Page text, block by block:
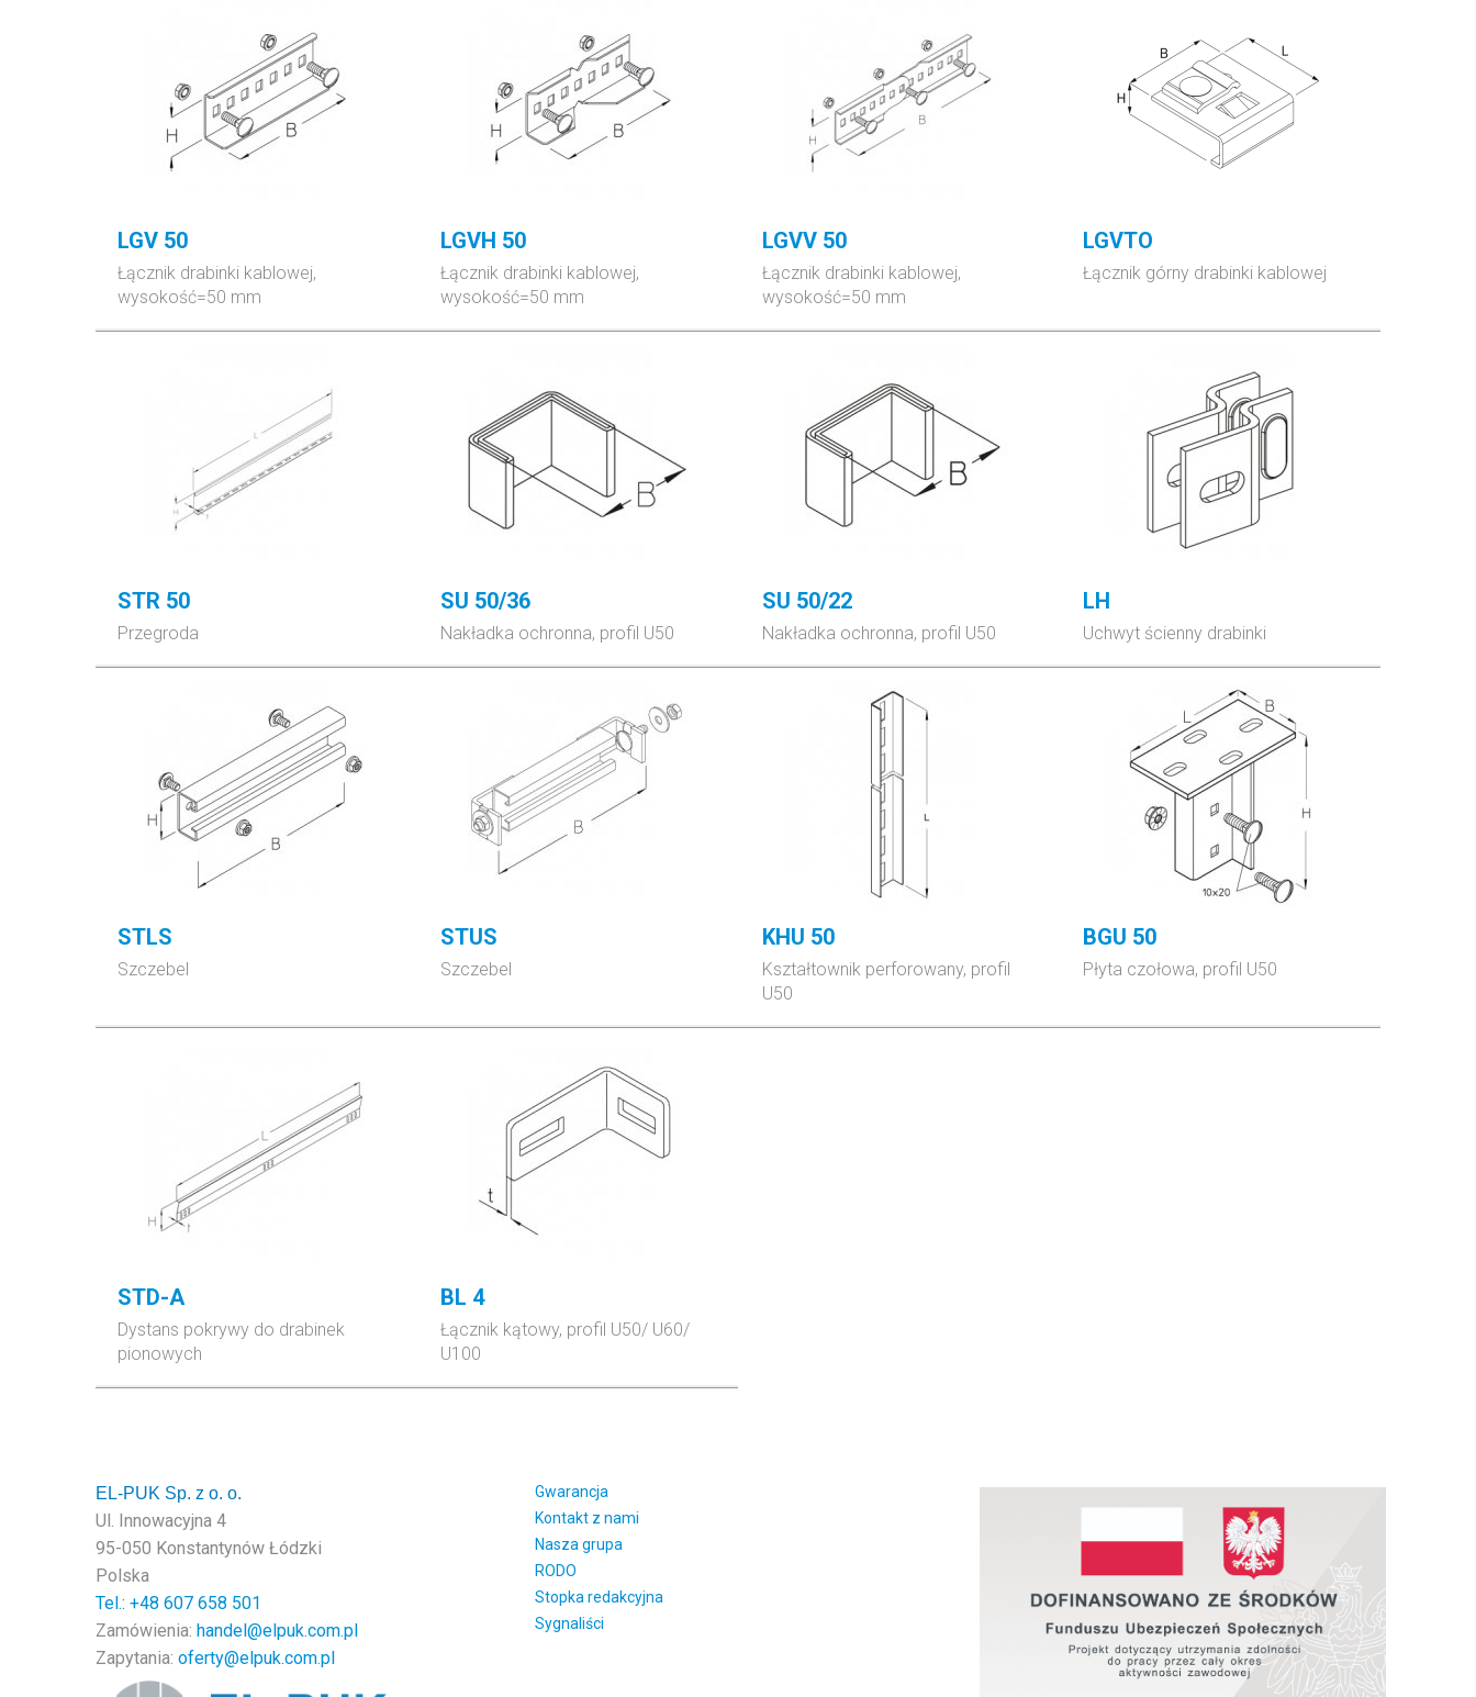
LGV 50
Łącznik drabinki kablowej,
wysokość=50 mm
LGVH 50
Łącznik drabinki kablowej,
wysokość=50 mm
LGVV 50
Łącznik drabinki kablowej,
wysokość=50 mm
LGVTO
Łącznik górny drabinki kablowej
STR 50
Przegroda
SU 50/36
Nakładka ochronna, profil U50
SU 50/22
Nakładka ochronna, profil U50
LH
Uchwyt ścienny drabinki
STLS
Szczebel
STUS
Szczebel
KHU 50
Kształtownik perforowany, profil
U50
BGU 50
Płyta czołowa, profil U50
STD-A
Dystans pokrywy do drabinek
pionowych
BL 4
Łącznik kątowy, profil U50/ U60/
U100
EL-PUK Sp. z o. o.
Ul. Innowacyjna 4
95-050 Konstantynów Łódzki
Polska
Tel.: +48 607 658 501
Zamówienia: handel@elpuk.com.pl
Zapytania: oferty@elpuk.com.pl
Gwarancja
Kontakt z nami
Nasza grupa
RODO
Stopka redakcyjna
Sygnaliści